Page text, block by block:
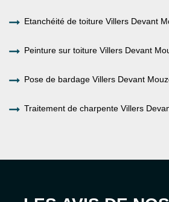
Etanchéité de toiture Villers Devant
Peinture sur toiture Villers Devant
Pose de bardage Villers Devant
Traitement de charpente Villers